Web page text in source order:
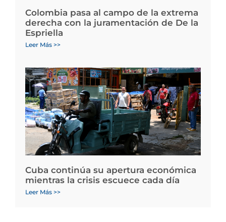
Colombia pasa al campo de la extrema
derecha con la juramentación de De la
Espriella
Leer Más >>
Cuba continúa su apertura económica
mientras la crisis escuece cada día
Leer Más >>